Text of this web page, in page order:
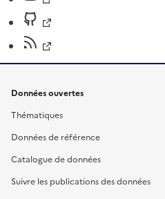
Données ouvertes
Thématiques
Données de référence
Catalogue de données
Suivre les publications des données